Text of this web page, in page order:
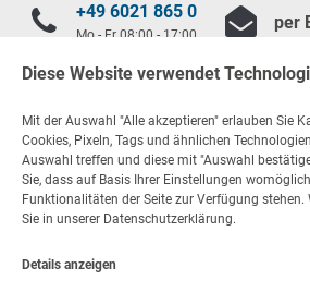
+49 6021 865 0
Mo - Fr 08:00 - 17:00
per
Code of Conduct
Impressum
Feedback gem. Hinweisgeberschutzgesetz
Haftungsausschluss
Cookie-Einstellungen
Diese Website verwendet
Mit der Auswahl "Alle akzeptieren" erlauben Sie
Cookies, Pixeln, Tags und ähnlichen
Auswahl treffen und diese mit "Auswahl
Sie, dass auf Basis Ihrer Einstellungen
Funktionalitäten der Seite zur Verfügung
Sie in unserer Datenschutzerklärung.
Details anzeigen